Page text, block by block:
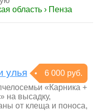
область › Пенза
улья
6 000 руб.
«Карника +
на высадку,
от клеща и поноса,